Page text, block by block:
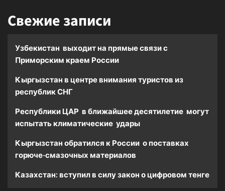
Свежие записи
Узбекистан выходит на прямые связи с
Приморским краем России
Кыргызстан в центре внимания туристов из
республик СНГ
Республики ЦАР в ближайшее десятилетие могут
испытать климатические удары
Кыргызстан обратился к России о поставках
горюче-смазочных материалов
Казахстан: вступил в силу закон о цифровом тенге